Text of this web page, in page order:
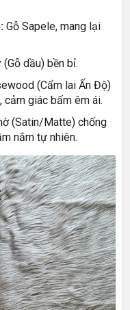
Gỗ Sapele, mang lại
dầu) bền bỉ.
(Cẩm lai Ấn Độ)
giác bấm êm ái.
(Satin/Matte) chống
nắm tự nhiên.